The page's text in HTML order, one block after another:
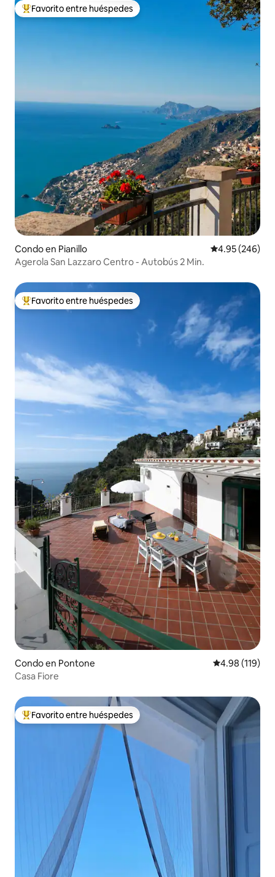
Favorito entre huéspedes preferido
Favorito entre huéspedes
Condo en Pianillo Calificación
4.95 (246)
Agerola San Lazzaro Centro - Autobús 2 Min.
Favorito entre huéspedes preferido
Favorito entre huéspedes
Condo en Pontone Calificación
4.98 (119)
Casa Fiore
Favorito entre huéspedes preferido
Favorito entre huéspedes